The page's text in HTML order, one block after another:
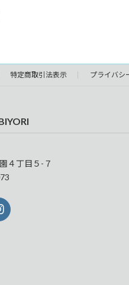
特定商取引法表示 プライバシ
４丁目５-７